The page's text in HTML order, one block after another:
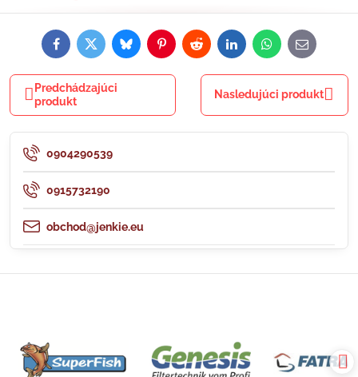
FacebookTwitterBlueskyPinterestRedditLinkedInWhatsApp
E-
mail
Predchádzajúci
produkt
Nasledujúci produkt
0904290539
0915732190
obchod@jenkie.eu